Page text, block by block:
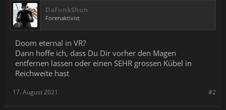
DaFunkShun
Forenaktivist
Doom eternal in VR?
Dann hoffe ich, dass Du Dir vorher den Magen
entfernen lassen oder einen SEHR grossen Kübel in
Reichweite hast
#2
17. August 2021